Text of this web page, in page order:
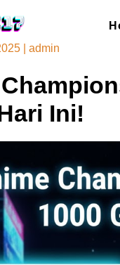
admin
Ini!